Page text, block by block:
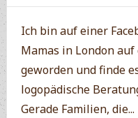
Ich bin auf einer
Mamas in London
geworden und finde
logopädische
Gerade Familien, die...